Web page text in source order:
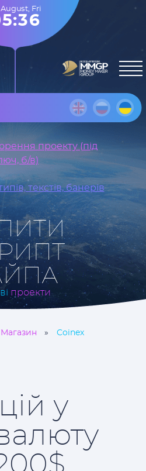
August, Fri
проекту (під
б/в)
текстів, банерів
проекти
Магазин Coinex
у